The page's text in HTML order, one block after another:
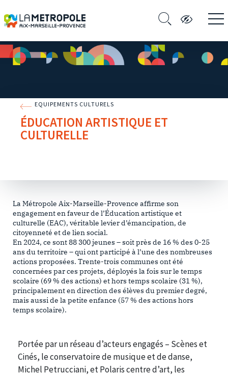
EQUIPEMENTS CULTURELS
ÉDUCATION ARTISTIQUE ET
CULTURELLE
La Métropole Aix-Marseille-Provence affirme son
engagement en faveur de l’Éducation artistique et
culturelle (EAC), véritable levier d’émancipation, de
citoyenneté et de lien social.
En 2024, ce sont 88 300 jeunes – soit près de 16 % des 0-25
ans du territoire – qui ont participé à l’une des nombreuses
actions proposées. Trente-trois communes ont été
concernées par ces projets, déployés la fois sur le temps
scolaire (69 % des actions) et hors temps scolaire (31 %),
principalement en direction des élèves du premier degré,
mais aussi de la petite enfance (57 % des actions hors
temps scolaire).
Portée par un réseau d’acteurs engagés – Scènes et
Cinés, le conservatoire de musique et de danse,
Michel Petrucciani, et Polaris centre d’art, les